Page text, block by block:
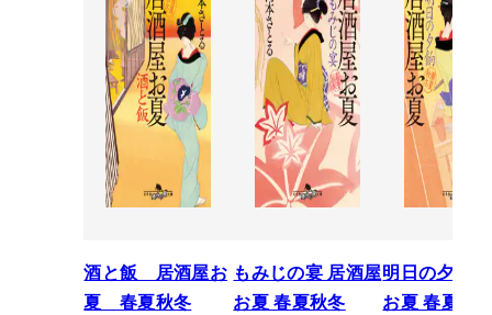
酒と飯 居酒屋お
夏 春夏秋冬
もみじの宴 居酒屋
お夏 春夏秋冬
明日の夕餉
お夏 春夏秋